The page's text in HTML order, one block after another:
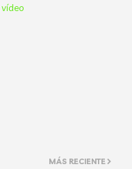
vídeo
MÁS RECIENTE